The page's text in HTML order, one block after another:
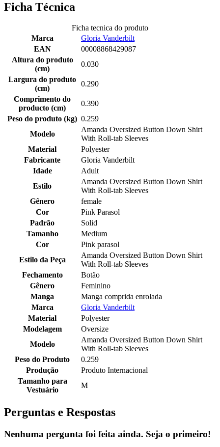
Ficha Técnica
Ficha tecnica do produto
Marca
Gloria Vanderbilt
EAN
00008868429087
Altura do produto
(cm)
0.030
Largura do produto
(cm)
0.290
Comprimento do
producto (cm)
0.390
Peso do produto (kg) 0.259
Modelo
Amanda Oversized Button Down Shirt
With Roll-tab Sleeves
Material
Polyester
Fabricante
Gloria Vanderbilt
Idade
Adult
Estilo
Amanda Oversized Button Down Shirt
With Roll-tab Sleeves
Gênero
female
Cor
Pink Parasol
Padrão
Solid
Tamanho
Medium
Cor
Pink parasol
Estilo da Peça
Amanda Oversized Button Down Shirt
With Roll-tab Sleeves
Fechamento
Botão
Gênero
Feminino
Manga
Manga comprida enrolada
Marca
Gloria Vanderbilt
Material
Polyester
Modelagem
Oversize
Modelo
Amanda Oversized Button Down Shirt
With Roll-tab Sleeves
Peso do Produto
0.259
Produção
Produto Internacional
Tamanho para
Vestuário
M
Perguntas e Respostas
Nenhuma pergunta foi feita ainda. Seja o primeiro!